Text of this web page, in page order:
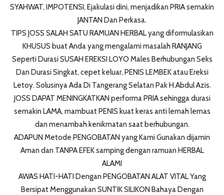
SYAHWAT, IMPOTENSI, Ejakulasi dini, menjadikan PRIA semakin
JANTAN Dan Perkasa.
TIPS JOSS SALAH SATU RAMUAN HERBAL yang diformulasikan
KHUSUS buat Anda yang mengalami masalah RANJANG
Seperti Durasi SUSAH EREKSI LOYO Males Berhubungan Seks
Dan Durasi Singkat, cepet keluar, PENIS LEMBEK atau Ereksi
Letoy. Solusinya Ada Di Tangerang Selatan Pak H.Abdul Azis.
JOSS DAPAT MENINGKATKAN performa PRIA sehingga durasi
semakin LAMA, mambuat PENIS kuat keras anti lemah lemas
dan menambah kenikmatan saat berhubungan.
ADAPUN Metode PENGOBATAN yang Kami Gunakan dijamin
Aman dan TANPA EFEK samping dengan ramuan HERBAL
ALAMI
AWAS HATI-HATI Dengan PENGOBATAN ALAT VITAL Yang
Bersipat Menggunakan SUNTIK SILIKON Bahaya Dengan